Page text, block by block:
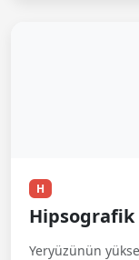
H
Hipsografik
Yeryüzünün